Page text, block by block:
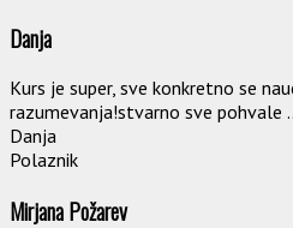
Danja
Kurs je super, sve konkretno se
razumevanja!stvarno sve pohvale
Danja
Polaznik
Mirjana Požarev